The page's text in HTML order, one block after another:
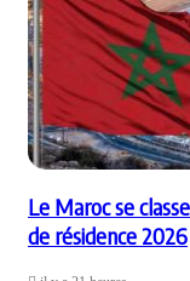
Le Maroc se
de résidence 2026